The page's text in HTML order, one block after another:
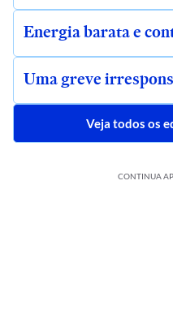
Energia barata e
Uma greve
Veja todos os
CONTINUA